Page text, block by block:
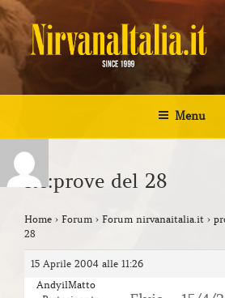
Salta
al
contenuto
NIRVANA ITALIA
Menu
Re:prove del 28
Home › Forum › Forum nirvanaitalia.it ›
28
15 Aprile 2004 alle 11:26
AndyilMatto